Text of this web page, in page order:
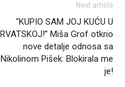
Next article
“KUPIO SAM JOJ KUĆU U
Miša Grof otkrio
nove detalje odnosa sa
Nikolinom Pišek: Blokirala me
je!